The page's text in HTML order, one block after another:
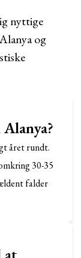
nyttige
og
året rundt.
30-35
falder